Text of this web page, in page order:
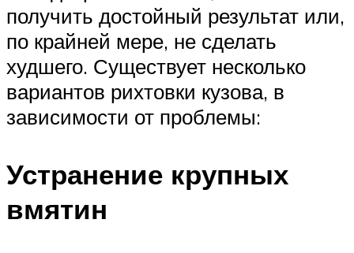
получить достойный результат или,
по крайней мере, не сделать
худшего. Существует несколько
вариантов рихтовки кузова, в
зависимости от проблемы:
Устранение крупных
вмятин